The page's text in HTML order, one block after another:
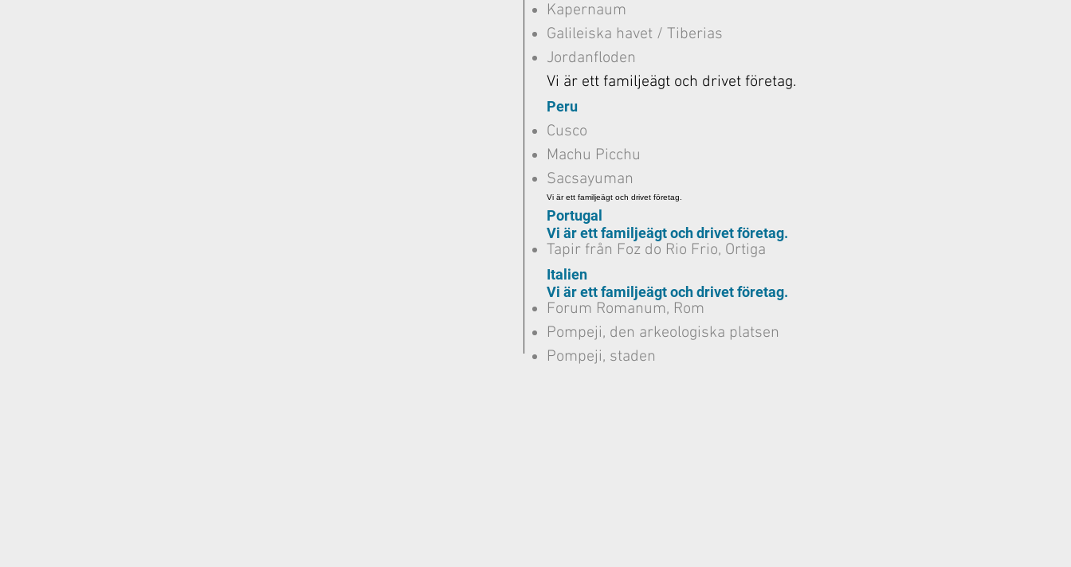
Kapernaum
Galileiska havet / Tiberias
Jordanfloden
Vi är ett familjeägt och drivet företag.
Peru
Cusco
Machu Picchu
Sacsayuman
Vi är ett familjeägt och drivet företag.
Portugal
Vi är ett familjeägt och drivet företag.
Tapir från Foz do Rio Frio, Ortiga
Italien
Vi är ett familjeägt och drivet företag.
Forum Romanum, Rom
Pompeji, den arkeologiska platsen
Pompeji, staden